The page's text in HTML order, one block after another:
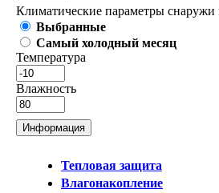
Климатические параметры
Выбранные
Самый холодный месяц
Температура
Влажность
Информация
Тепловая защита
Влагонакопление